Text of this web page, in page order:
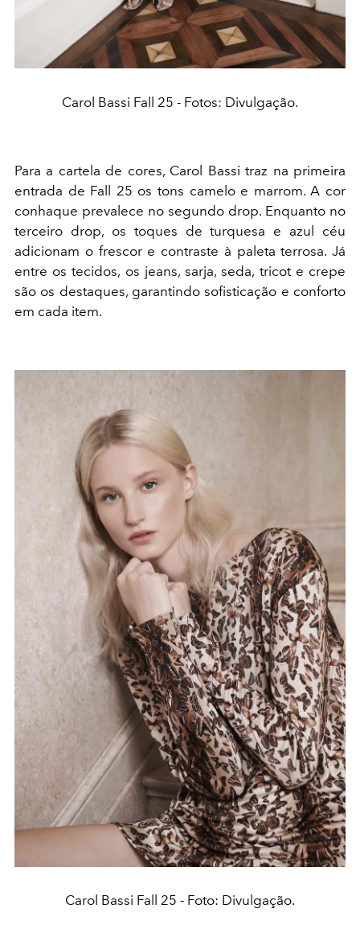
Carol Bassi Fall 25 - Fotos: Divulgação.
Para a cartela de cores, Carol Bassi traz na primeira
entrada de Fall 25 os tons camelo e marrom. A cor
conhaque prevalece no segundo drop. Enquanto no
terceiro drop, os toques de turquesa e azul céu
adicionam o frescor e contraste à paleta terrosa. Já
entre os tecidos, os jeans, sarja, seda, tricot e crepe
são os destaques, garantindo sofisticação e conforto
em cada item.
Carol Bassi Fall 25 - Foto: Divulgação.